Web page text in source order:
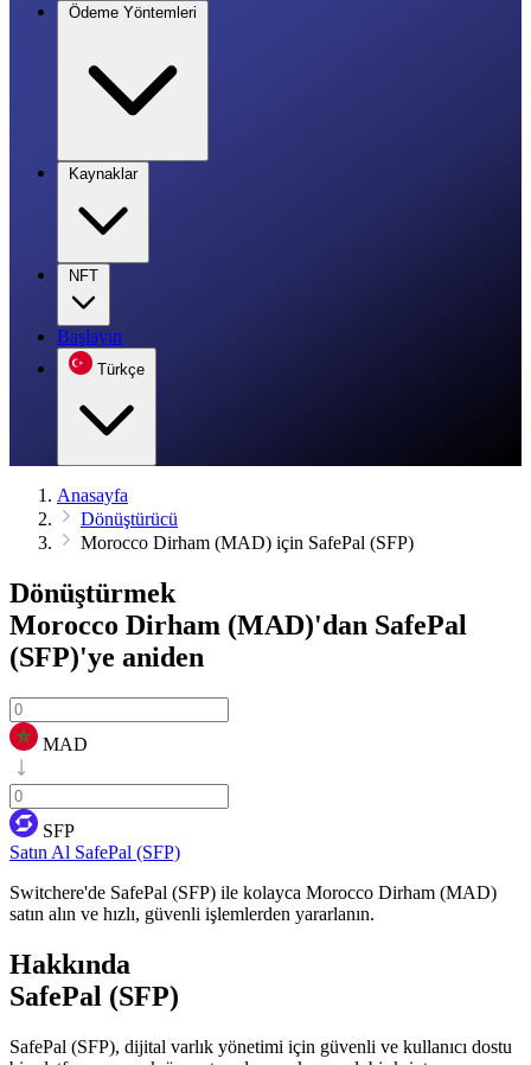
Ödeme Yöntemleri
Kaynaklar
NFT
Başlayın
Türkçe
Anasayfa
Dönüştürücü
Morocco Dirham (MAD) için SafePal (SFP)
Dönüştürmek
Morocco Dirham (MAD)'dan SafePal
(SFP)'ye aniden
MAD
SFP
Satın Al SafePal (SFP)
Switchere'de SafePal (SFP) ile kolayca Morocco Dirham (MAD)
satın alın ve hızlı, güvenli işlemlerden yararlanın.
Hakkında
SafePal (SFP)
SafePal (SFP), dijital varlık yönetimi için güvenli ve kullanıcı dostu